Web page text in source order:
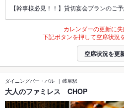
【幹事様必見！！】貸切宴会プランのご
カレンダーの更新に失
下記ボタンを押して空席状況
空席状況を更
ダイニングバー・バル 岐阜駅
大人のファミレス CHOP